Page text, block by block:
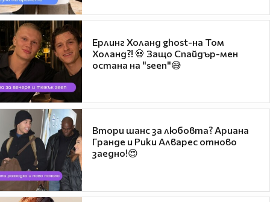
Ерлинг Холанд ghost-на Том
Холанд?! 💀 Защо Спайдър-мен
остана на "seen"😅
Втори шанс за любовта? Ариана
Гранде и Рики Алварес отново
заедно!😍